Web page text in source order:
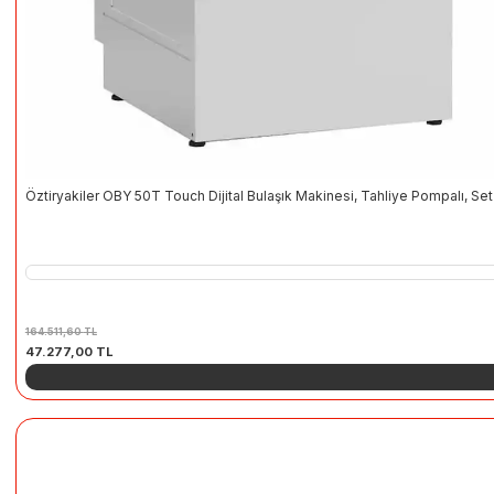
Öztiryakiler OBY 50T Touch Dijital Bulaşık Makinesi, Tahliye Pompalı,
164.511,60TL
Orijinal
fiyat:
164.511,60 TL.
47.277,00 TLŞu
fiyat: